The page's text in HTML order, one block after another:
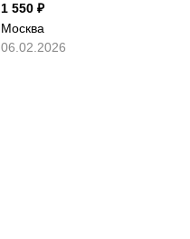
1 550
Москва
06.02.2026